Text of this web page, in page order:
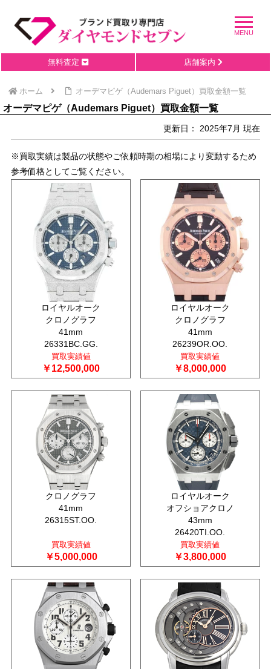
無料査定 店舗案内
ホーム オーデマピゲ（Audemars Piguet）買取金額一覧
オーデマピゲ（Audemars Piguet）買取金額一覧
更新日： 2025年7月 現在
※買取実績は製品の状態やご依頼時期の相場により変動するため
参考価格としてご覧ください。
ロイヤルオーク
クロノグラフ
41mm
26331BC.GG.
買取実績値
￥12,500,000
ロイヤルオーク
クロノグラフ
41mm
26239OR.OO.
買取実績値
￥8,000,000
クロノグラフ
41mm
26315ST.OO.
買取実績値
￥5,000,000
ロイヤルオーク
オフショアクロノ
43mm
26420TI.OO.
買取実績値
￥3,800,000